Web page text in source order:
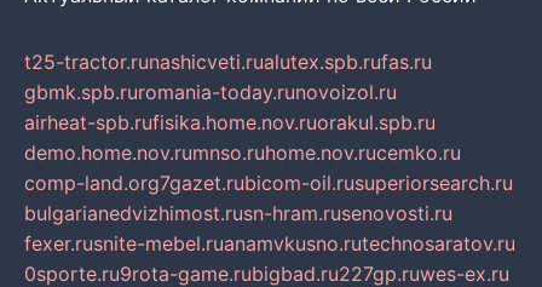
t25-tractor.runashicveti.rualutex.spb.rufas.ru
gbmk.spb.ruromania-today.runovoizol.ru
airheat-spb.rufisika.home.nov.ruorakul.spb.ru
demo.home.nov.rumnso.ruhome.nov.rucemko.ru
comp-land.org7gazet.rubicom-oil.rusuperiorsearch.ru
bulgarianedvizhimost.rusn-hram.rusenovosti.ru
fexer.rusnite-mebel.ruanamvkusno.rutechnosaratov.ru
0sporte.ru9rota-game.rubigbad.ru227gp.ruwes-ex.ru